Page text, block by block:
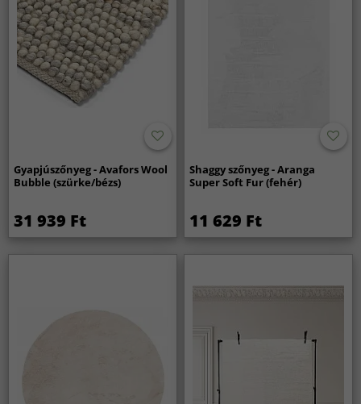
Gyapjúszőnyeg - Avafors Wool
Bubble (szürke/bézs)
31 939 Ft
Shaggy szőnyeg - Aranga
Super Soft Fur (fehér)
11 629 Ft